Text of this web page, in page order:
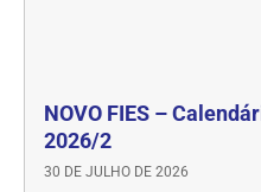
NOVO FIES –
2026/2
30 DE JULHO DE 2026